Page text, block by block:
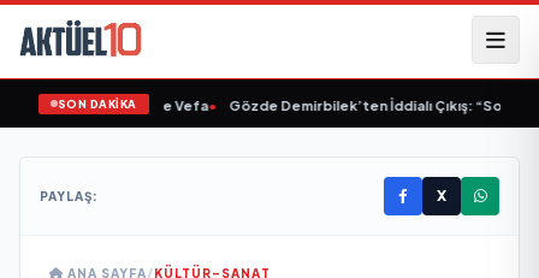
SON DAKİKA
Müslüm Gürses'e Vefa• Gözde Demirbilek’ten İddialı Çıkış: “Son
PAYLAŞ: X
ANA SAYFA/KÜLTÜR-SANAT